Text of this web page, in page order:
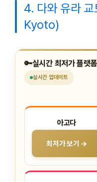
4. 다와 유라
Kyoto)
🔑실시간 최저가 플랫
실시간 업데이트
아고다
최저가 보기 →